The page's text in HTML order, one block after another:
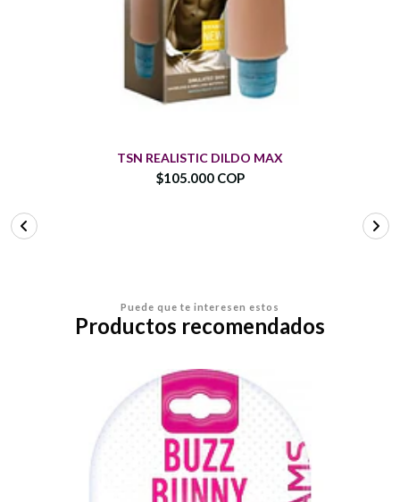
TSN REALISTIC DILDO MAX
$105.000 COP
Puede que te interesen estos
Productos recomendados